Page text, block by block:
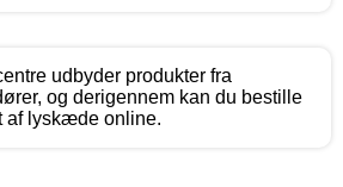
udbyder produkter fra
og derigennem kan du bestille
af lyskæde online.